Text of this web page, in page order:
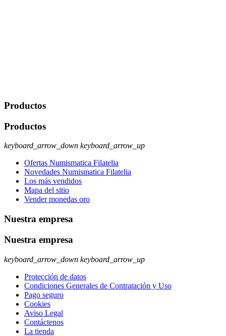
Productos
Productos
keyboard_arrow_down keyboard_arrow_up
Ofertas Numismatica Filatelia
Novedades Numismatica Filatelia
Los más vendidos
Mapa del sitio
Vender monedas oro
Nuestra empresa
Nuestra empresa
keyboard_arrow_down keyboard_arrow_up
Protección de datos
Condiciones Generales de Contratación y Uso
Pago seguro
Cookies
Aviso Legal
Contáctenos
La tienda